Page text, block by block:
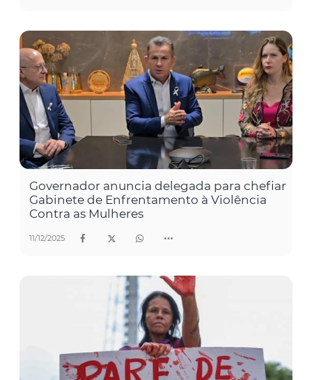
Governador anuncia delegada para chefiar
Gabinete de Enfrentamento à Violência
Contra as Mulheres
11/12/2025